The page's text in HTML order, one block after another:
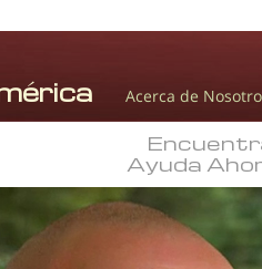
Acerca de
Ayuda